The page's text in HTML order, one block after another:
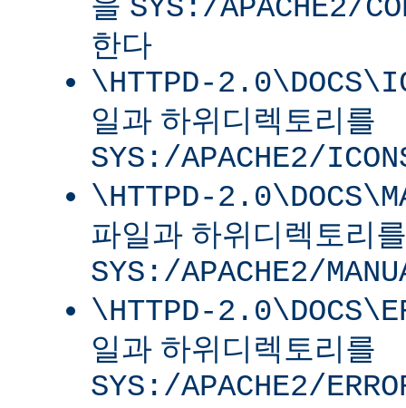
SYS:/APACHE2/
한다
\HTTPD-
일과 하위디렉토리를
SYS:/APACHE2/
\HTTPD-
파일과 하위디렉토리를
SYS:/APACHE2/
\HTTPD-
일과 하위디렉토리를
SYS:/APACHE2/